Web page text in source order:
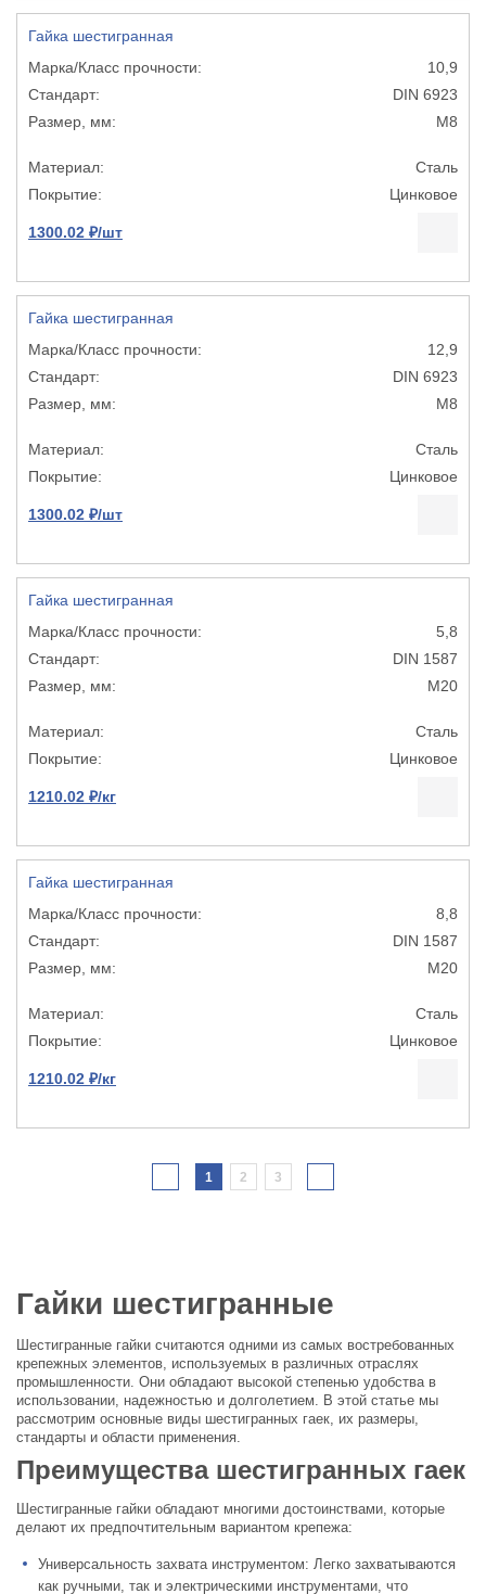
Гайка шестигранная
10,9
DIN 6923
М8
Сталь
Цинковое
1300.02 ₽/шт
Гайка шестигранная
12,9
DIN 6923
М8
Сталь
Цинковое
1300.02 ₽/шт
Гайка шестигранная
5,8
DIN 1587
М20
Сталь
Цинковое
1210.02 ₽/кг
Гайка шестигранная
8,8
DIN 1587
М20
Сталь
Цинковое
1210.02 ₽/кг
1 2 3
Гайки шестигранные
Шестигранные гайки считаются одними из самых востребованных
крепежных элементов, используемых в различных отраслях
промышленности. Они обладают высокой степенью удобства в
использовании, надежностью и долголетием. В этой статье мы
рассмотрим основные виды шестигранных гаек, их размеры,
стандарты и области применения.
Преимущества шестигранных гаек
Шестигранные гайки обладают многими достоинствами, которые
делают их предпочтительным вариантом крепежа:
Универсальность захвата инструментом: Легко захватываются
как ручными, так и электрическими инструментами, что